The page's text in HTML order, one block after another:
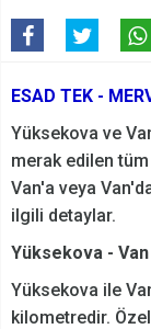
ESAD TEK -
Yüksekova ve
merak edilen
Van'a veya
ilgili detaylar.
Yüksekova -
Yüksekova ile
kilometredir.